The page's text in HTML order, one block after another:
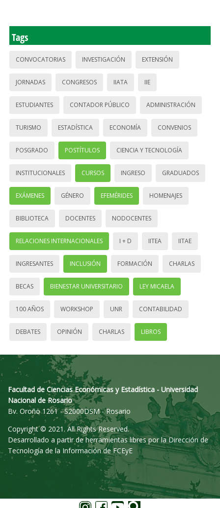
Tags
CONVOCATORIAS INVESTIGACIÓN EXTENSIÓN
JORNADAS CONGRESOS IIATA IIE
ESTUDIANTES CONTADOR PÚBLICO ADMINISTRACIÓN
TURISMO ESTADÍSTICA ECONOMÍA CONVENIOS
POSGRADO POSTÍTULOS CIENCIA Y TECNOLOGÍA
INSTITUCIONALES CURSOS INGRESO GRADUADOS
EXÁMENES GÉNERO EFEMÉRIDES HOMENAJES
BIBLIOTECA DOCENTES NODOCENTES
RELACIONES INTERNACIONALES I + D IITEA IITAE
INGRESANTES INCLUSIÓN FORMACIÓN CHARLAS
BECAS BIENESTAR UNIVERSITARIO LEY MICAELA
100 AÑOS WORKSHOP UNR CONTABILIDAD
DEBATES OPINIÓN CHARLAS LIBROS
Facultad de Ciencias Económicas y Estadística - Universidad
Nacional de Rosario
Bv. Oroño 1261 - S2000DSM - Rosario
Copyright © 2021. All Rights Reserved.
Desarrollado a partir de herramientas libres por la Dirección de
Tecnología de la Información de FCEyE